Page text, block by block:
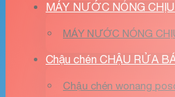
MÁY NƯỚC NÓNG
MÁY NƯỚC NÓNG
Chậu chén CHẬU RỬA
Chậu chén wonang